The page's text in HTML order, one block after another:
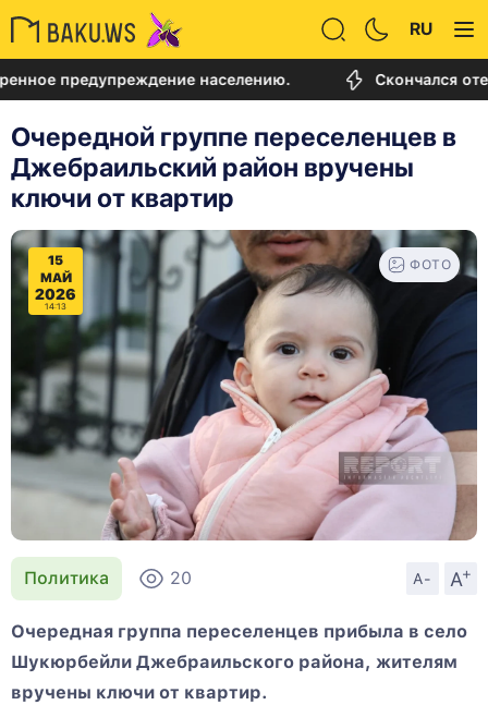
RU
населению. Скончался отец
Очередной группе переселенцев в
Джебраильский район вручены
ключи от квартир
15
МАЙ
2026
14:13
ФОТО
Политика 20 A- A
+
Очередная группа переселенцев прибыла в село
Шукюрбейли Джебраильского района, жителям
вручены ключи от квартир.